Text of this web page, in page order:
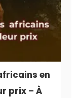
en
prix – À